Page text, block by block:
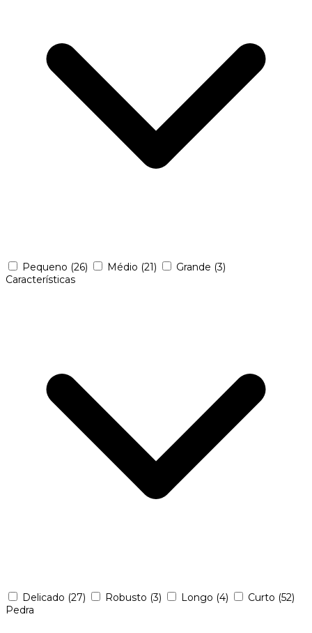
Pequeno (26) Médio (21) Grande (3)
Características
Delicado (27) Robusto (3) Longo (4) Curto (52)
Pedra